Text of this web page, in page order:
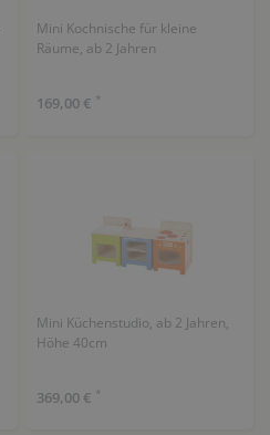
Mini Kochnische für kleine
Räume, ab 2 Jahren
169,00 € *
Mini Küchenstudio, ab 2 Jahren,
Höhe 40cm
369,00 € *